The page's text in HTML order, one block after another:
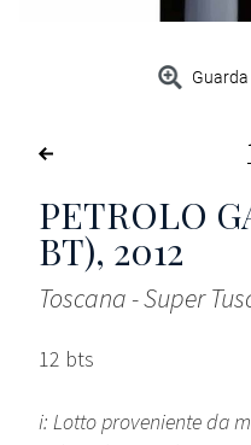
PETROLO
BT), 2012
Toscana - Super
12 bts
i: Lotto proveniente da